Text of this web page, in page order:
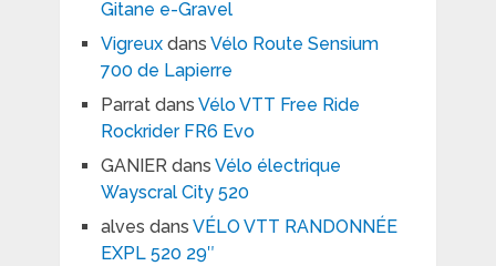
Gitane e-Gravel
Vigreuxdans Vélo Route Sensium
700 de Lapierre
Parratdans Vélo VTT Free Ride
Rockrider FR6 Evo
GANIERdans Vélo électrique
Wayscral City 520
alves dans VÉLO VTT RANDONNÉE
EXPL 520 29″